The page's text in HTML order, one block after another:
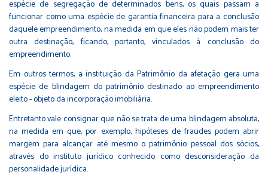
espécie de segregação de determinados bens, os quais passam a
funcionar como uma espécie de garantia financeira para a conclusão
daquele empreendimento, na medida em que eles não podem mais ter
outra destinação, ficando, portanto, vinculados à conclusão do
empreendimento.
Em outros termos, a instituição da Patrimônio da afetação gera uma
espécie de blindagem do patrimônio destinado ao empreendimento
eleito - objeto da incorporação imobiliária.
Entretanto vale consignar que não se trata de uma blindagem absoluta,
na medida em que, por exemplo, hipóteses de fraudes podem abrir
margem para alcançar até mesmo o patrimônio pessoal dos sócios,
através do instituto jurídico conhecido como desconsideração da
personalidade jurídica.